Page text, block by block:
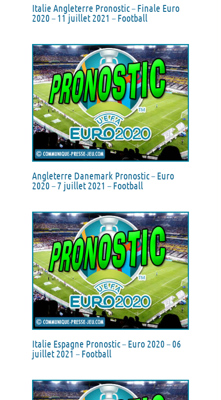
Italie Angleterre Pronostic – Finale Euro
2020 – 11 juillet 2021 – Football
Angleterre Danemark Pronostic – Euro
2020 – 7 juillet 2021 – Football
Italie Espagne Pronostic – Euro 2020 – 06
juillet 2021 – Football